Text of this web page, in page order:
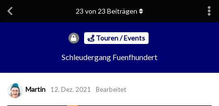
Touren / Events
Schleudergang Fuenfhundert
23 von 23 Beiträgen
Martin 12. Dez. 2021 Bearbeitet